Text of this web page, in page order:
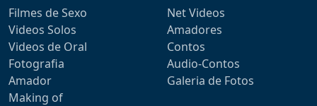
Filmes de Sexo
Videos Solos
Videos de Oral
Fotografia
Amador
Making of
Net Videos
Amadores
Contos
Audio-Contos
Galeria de Fotos